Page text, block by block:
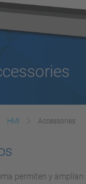
HMI Accessories
permiten y